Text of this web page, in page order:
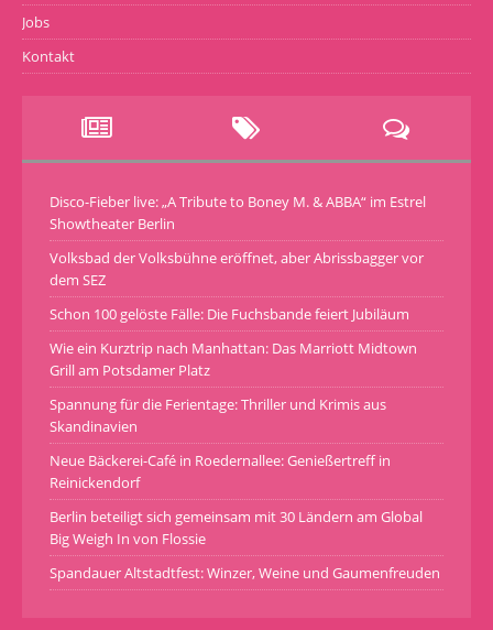
Jobs
Kontakt
Disco-Fieber live: „A Tribute to Boney M. & ABBA“ im Estrel
Showtheater Berlin
Volksbad der Volksbühne eröffnet, aber Abrissbagger vor
dem SEZ
Schon 100 gelöste Fälle: Die Fuchsbande feiert Jubiläum
Wie ein Kurztrip nach Manhattan: Das Marriott Midtown
Grill am Potsdamer Platz
Spannung für die Ferientage: Thriller und Krimis aus
Skandinavien
Neue Bäckerei-Café in Roedernallee: Genießertreff in
Reinickendorf
Berlin beteiligt sich gemeinsam mit 30 Ländern am Global
Big Weigh In von Flossie
Spandauer Altstadtfest: Winzer, Weine und Gaumenfreuden